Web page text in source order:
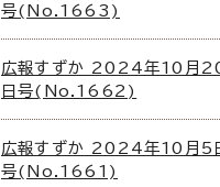
号(No.1663)
広報すずか 2024年10月
日号(No.1662)
広報すずか 2024年10月5
号(No.1661)